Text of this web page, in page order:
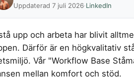
Uppdaterad 7 juli 2026·LinkedIn
upp och arbeta har blivit
Därför är en högkvalitativ
Vår "Workflow Base
mellan komfort och stöd.